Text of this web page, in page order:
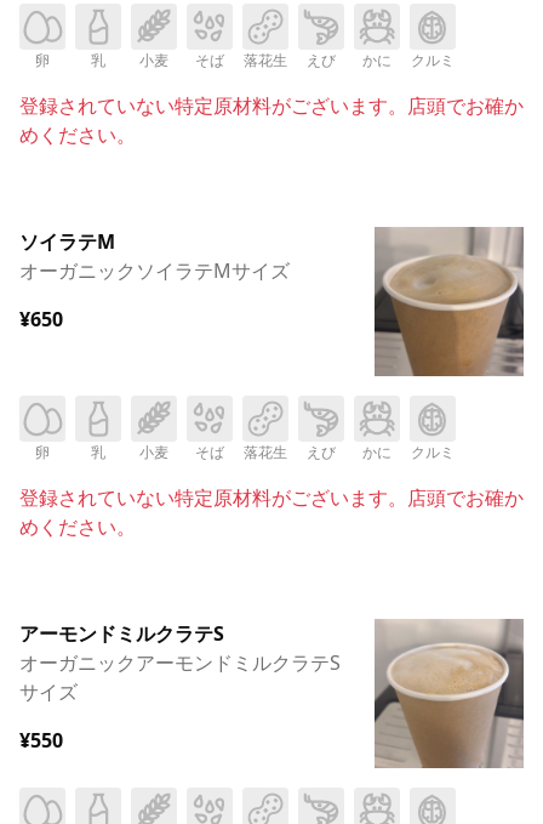
卵 乳 小麦 そば 落花生 えび かに クルミ
登録されていない特定原材料がございます。店頭でお確か
めください。
ソイラテM
オーガニックソイラテMサイズ
¥650
卵 乳 小麦 そば 落花生 えび かに クルミ
登録されていない特定原材料がございます。店頭でお確か
めください。
アーモンドミルクラテS
オーガニックアーモンドミルクラテS
サイズ
¥550